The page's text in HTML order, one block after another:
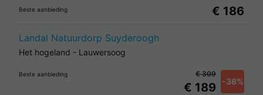
Beste aanbieding € 186
Landal Natuurdorp Suyderoogh
Het hogeland - Lauwersoog
Beste aanbieding
€ 189 -38%
€ 309